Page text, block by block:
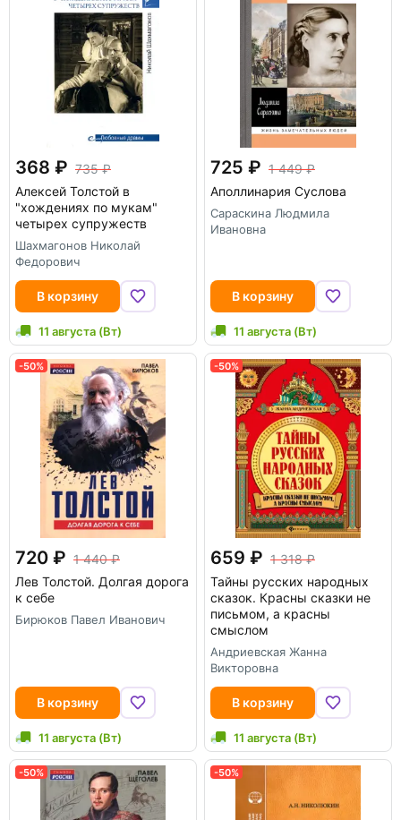
368
735
Алексей Толстой в
"хождениях по мукам"
четырех супружеств
Шахмагонов Николай
Федорович
В корзину
11 августа (Вт)
725
1 449
Аполлинария Суслова
Сараскина Людмила
Ивановна
В корзину
11 августа (Вт)
-50%
720
1 440
Лев Толстой. Долгая дорога
к себе
Бирюков Павел Иванович
В корзину
11 августа (Вт)
-50%
659
1 318
Тайны русских народных
сказок. Красны сказки не
письмом, а красны
смыслом
Андриевская Жанна
Викторовна
В корзину
11 августа (Вт)
-50% -50%